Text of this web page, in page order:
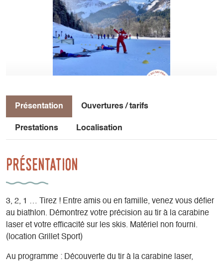
Présentation Ouvertures / tarifs
Prestations Localisation
Présentation
3, 2, 1 … Tirez ! Entre amis ou en famille, venez vous défier
au biathlon. Démontrez votre précision au tir à la carabine
laser et votre efficacité sur les skis. Matériel non fourni.
(location Grillet Sport)
Au programme : Découverte du tir à la carabine laser,